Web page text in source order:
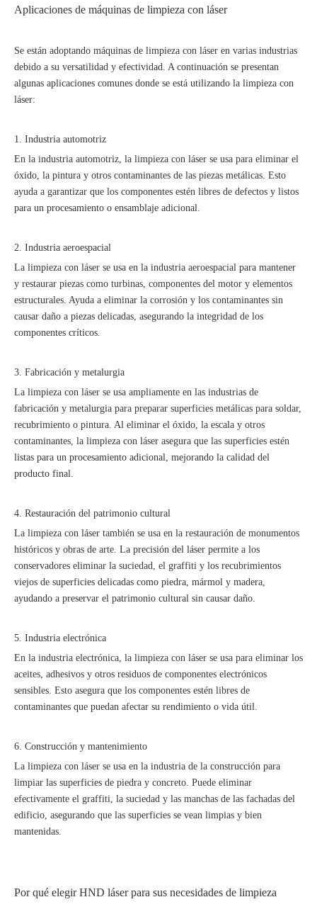
Aplicaciones de máquinas de limpieza con láser
Se están adoptando máquinas de limpieza con láser en varias industrias
debido a su versatilidad y efectividad. A continuación se presentan
algunas aplicaciones comunes donde se está utilizando la limpieza con
láser:
1. Industria automotriz
En la industria automotriz, la limpieza con láser se usa para eliminar el
óxido, la pintura y otros contaminantes de las piezas metálicas. Esto
ayuda a garantizar que los componentes estén libres de defectos y listos
para un procesamiento o ensamblaje adicional.
2. Industria aeroespacial
La limpieza con láser se usa en la industria aeroespacial para mantener
y restaurar piezas como turbinas, componentes del motor y elementos
estructurales. Ayuda a eliminar la corrosión y los contaminantes sin
causar daño a piezas delicadas, asegurando la integridad de los
componentes críticos.
3. Fabricación y metalurgia
La limpieza con láser se usa ampliamente en las industrias de
fabricación y metalurgia para preparar superficies metálicas para soldar,
recubrimiento o pintura. Al eliminar el óxido, la escala y otros
contaminantes, la limpieza con láser asegura que las superficies estén
listas para un procesamiento adicional, mejorando la calidad del
producto final.
4. Restauración del patrimonio cultural
La limpieza con láser también se usa en la restauración de monumentos
históricos y obras de arte. La precisión del láser permite a los
conservadores eliminar la suciedad, el graffiti y los recubrimientos
viejos de superficies delicadas como piedra, mármol y madera,
ayudando a preservar el patrimonio cultural sin causar daño.
5. Industria electrónica
En la industria electrónica, la limpieza con láser se usa para eliminar los
aceites, adhesivos y otros residuos de componentes electrónicos
sensibles. Esto asegura que los componentes estén libres de
contaminantes que puedan afectar su rendimiento o vida útil.
6. Construcción y mantenimiento
La limpieza con láser se usa en la industria de la construcción para
limpiar las superficies de piedra y concreto. Puede eliminar
efectivamente el graffiti, la suciedad y las manchas de las fachadas del
edificio, asegurando que las superficies se vean limpias y bien
mantenidas.
Por qué elegir HND láser para sus necesidades de limpieza